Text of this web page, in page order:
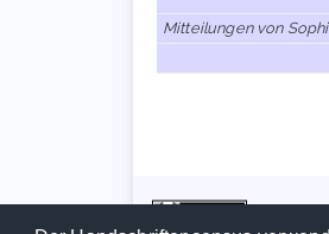
Mitteilungen von